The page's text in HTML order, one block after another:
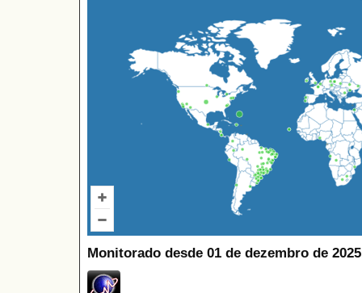
Monitorado desde 01 de dezembro de